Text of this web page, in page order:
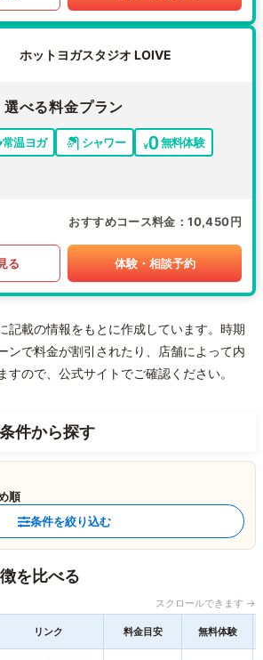
ホットヨガスタジオ LOIVE
選べる料金プラン
常温ヨガ シャワー
無料体験
おすすめコース料金 10,450円
る 体験・相談予約
記載の情報をもとに作成しています。時期
ンで料金が割引されたり、店舗によって内
すので、公式サイトでご確認ください。
件から探す
順
条件を絞り込む
を比べる
スクロールできます →
リンク 料金目安 無料体験